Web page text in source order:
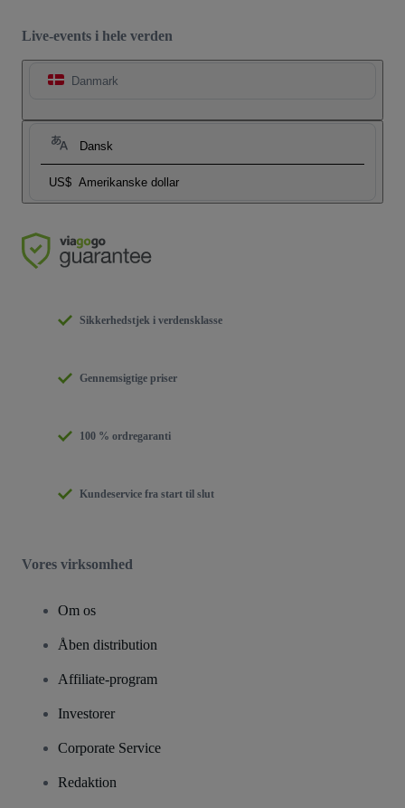
Live-events i hele verden
Danmark
Dansk
US$ Amerikanske dollar
Sikkerhedstjek i verdensklasse
Gennemsigtige priser
100 % ordregaranti
Kundeservice fra start til slut
Vores virksomhed
Om os
Åben distribution
Affiliate-program
Investorer
Corporate Service
Redaktion